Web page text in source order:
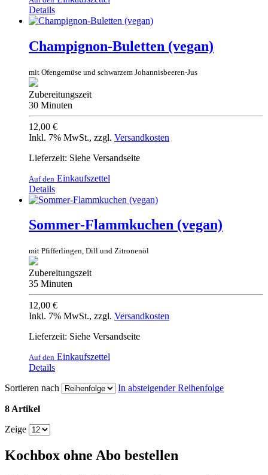
Details
Champignon-Buletten (vegan)
mit Ofengemüse und schwarzem Johannisbeeren-Jus
Zubereitungszeit
30 Minuten
12,00 €
Inkl. 7% MwSt., zzgl. Versandkosten
Lieferzeit: Siehe Versandseite
Auf den Einkaufszettel
Details
Sommer-Flammkuchen (vegan)
mit Pfifferlingen, Dill und Zitronenöl
Zubereitungszeit
35 Minuten
12,00 €
Inkl. 7% MwSt., zzgl. Versandkosten
Lieferzeit: Siehe Versandseite
Auf den Einkaufszettel
Details
Sortieren nach
In absteigender Reihenfolge
8 Artikel
Zeige
Kochbox ohne Abo bestellen